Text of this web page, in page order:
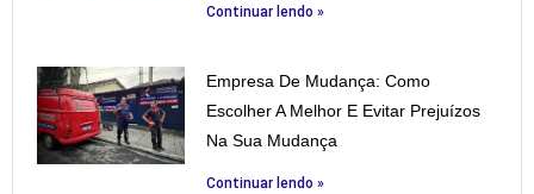
Continuar lendo »
Empresa De Mudança: Como
Escolher A Melhor E Evitar Prejuízos
Na Sua Mudança
Continuar lendo »